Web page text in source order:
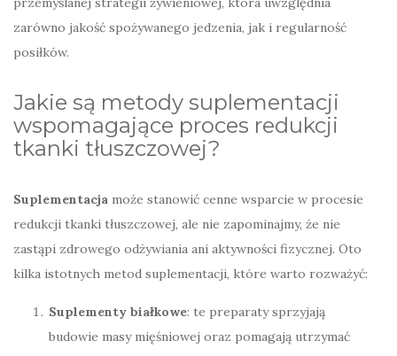
zarówno jakość spożywanego jedzenia, jak i regularność
posiłków.
Jakie są metody suplementacji
wspomagające proces redukcji
tkanki tłuszczowej?
Suplementacja może stanowić cenne wsparcie w procesie
redukcji tkanki tłuszczowej, ale nie zapominajmy, że nie
zastąpi zdrowego odżywiania ani aktywności fizycznej. Oto
kilka istotnych metod suplementacji, które warto rozważyć:
Suplementy białkowe: te preparaty sprzyjają
budowie masy mięśniowej oraz pomagają utrzymać